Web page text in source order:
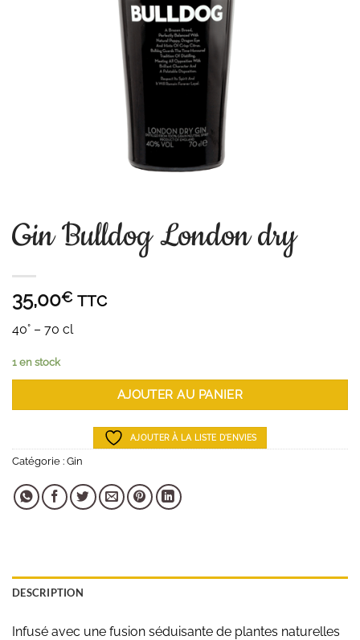
Gin Bulldog London dry
35,00€ TTC
40° – 70 cl
1 en stock
AJOUTER AU PANIER
AJOUTER À LA LISTE D'ENVIES
Catégorie : Gin
DESCRIPTION
Infusé avec une fusion séduisante de plantes naturelles